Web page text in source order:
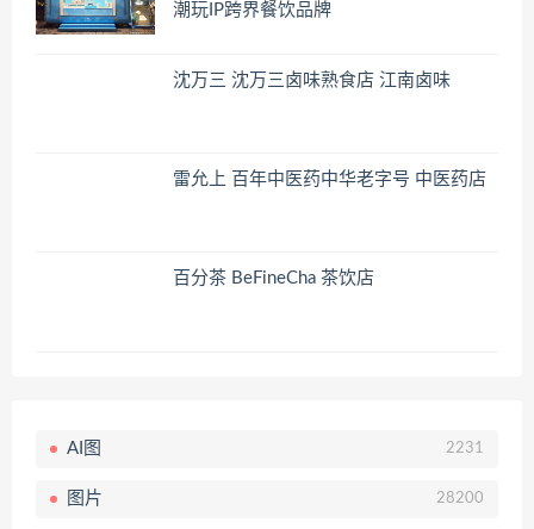
潮玩IP跨界餐饮品牌
沈万三 沈万三卤味熟食店 江南卤味
雷允上 百年中医药中华老字号 中医药店
百分茶 BeFineCha 茶饮店
AI图 2231
图片 28200